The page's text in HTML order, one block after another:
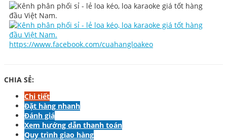
https://www.facebook.com/cuahangloakeo
CHIA SẺ:
Chi tiết
Đặt hàng nhanh
Đánh giá
Xem hướng dẫn thanh toán
Quy trình giao hàng